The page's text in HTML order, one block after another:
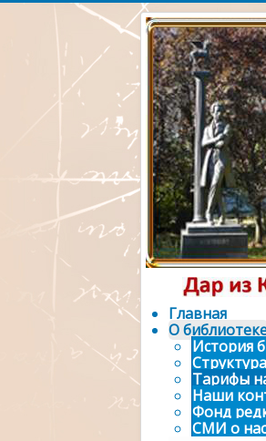
Главная
О
История
Тарифы
Наши
Фонд
СМИ о нас